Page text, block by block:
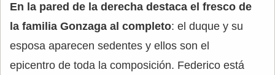
En la pared de la derecha destaca el fresco de
la familia Gonzaga al completo: el duque y su
esposa aparecen sedentes y ellos son el
epicentro de toda la composición. Federico está